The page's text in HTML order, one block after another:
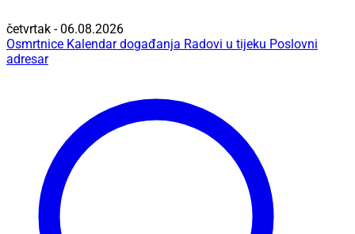
četvrtak - 06.08.2026
Osmrtnice Kalendar događanja Radovi u tijeku Poslovni
adresar